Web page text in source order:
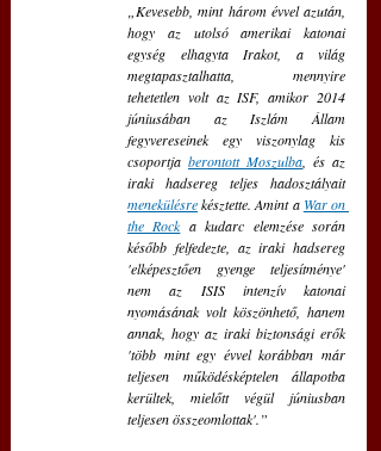
„Kevesebb, mint három évvel azután,
hogy az utolsó amerikai katonai
egység elhagyta Irakot, a világ
megtapasztalhatta, mennyire
tehetetlen volt az ISF, amikor 2014
júniusában az Iszlám Állam
fegyvereseinek egy viszonylag kis
csoportja berontott Moszulba, és az
iraki hadsereg teljes hadosztályait
menekülésre késztette. Amint a War on
the Rock a kudarc elemzése során
később felfedezte, az iraki hadsereg
'elképesztően gyenge teljesítménye'
nem az ISIS intenzív katonai
nyomásának volt köszönhető, hanem
annak, hogy az iraki biztonsági erők
'több mint egy évvel korábban már
teljesen működésképtelen állapotba
kerültek, mielőtt végül júniusban
teljesen összeomlottak'.”